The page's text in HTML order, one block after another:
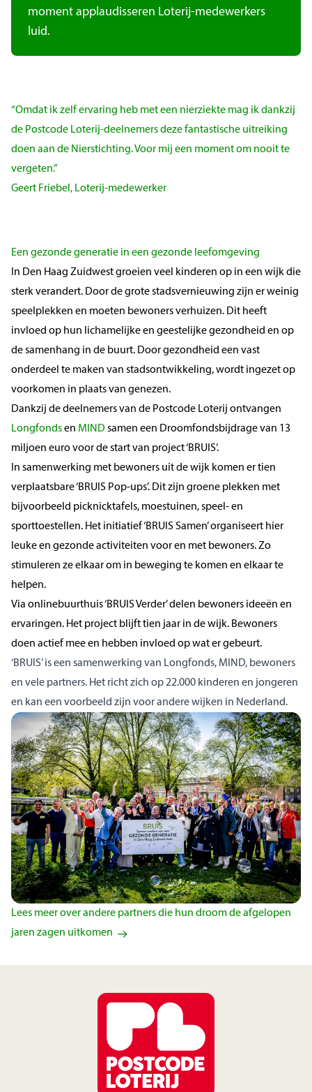
moment applaudisseren Loterij-medewerkers
luid.
“Omdat ik zelf ervaring heb met een nierziekte mag ik dankzij
de Postcode Loterij-deelnemers deze fantastische uitreiking
doen aan de Nierstichting. Voor mij een moment om nooit te
vergeten.”
Geert Friebel, Loterij-medewerker
Een gezonde generatie in een gezonde leefomgeving
In Den Haag Zuidwest groeien veel kinderen op in een wijk die
sterk verandert. Door de grote stadsvernieuwing zijn er weinig
speelplekken en moeten bewoners verhuizen. Dit heeft
invloed op hun lichamelijke en geestelijke gezondheid en op
de samenhang in de buurt. Door gezondheid een vast
onderdeel te maken van stadsontwikkeling, wordt ingezet op
voorkomen in plaats van genezen.
Dankzij de deelnemers van de Postcode Loterij ontvangen
Longfondsen MIND samen een Droomfondsbijdrage van 13
miljoen euro voor de start van project ‘BRUIS’.
In samenwerking met bewoners uit de wijk komen er tien
verplaatsbare ‘BRUIS Pop-ups’. Dit zijn groene plekken met
bijvoorbeeld picknicktafels, moestuinen, speel- en
sporttoestellen. Het initiatief ‘BRUIS Samen’ organiseert hier
leuke en gezonde activiteiten voor en met bewoners. Zo
stimuleren ze elkaar om in beweging te komen en elkaar te
helpen.
Via onlinebuurthuis ‘BRUIS Verder’ delen bewoners ideeën en
ervaringen. Het project blijft tien jaar in de wijk. Bewoners
doen actief mee en hebben invloed op wat er gebeurt.
‘BRUIS’ is een samenwerking van Longfonds, MIND, bewoners
en vele partners. Het richt zich op 22.000 kinderen en jongeren
en kan een voorbeeld zijn voor andere wijken in Nederland.
Lees meer over andere partners die hun droom de afgelopen
jaren zagen uitkomen